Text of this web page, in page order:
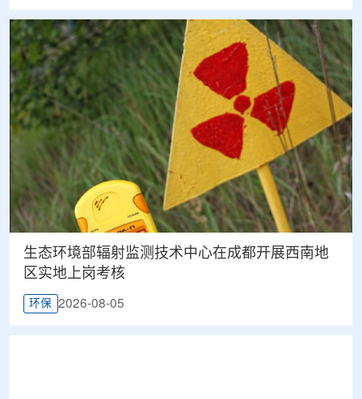
生态环境部辐射监测技术中心在成都开展西南地
区实地上岗考核
环保 2026-08-05